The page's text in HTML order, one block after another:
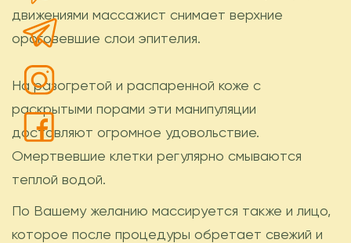
движениями массажист снимает верхние
ороговевшие слои эпителия.
На разогретой и распаренной коже с
раскрытыми порами эти манипуляции
доставляют огромное удовольствие.
Омертвевшие клетки регулярно смываются
теплой водой.
По Вашему желанию массируется также и лицо,
которое после процедуры обретает свежий и